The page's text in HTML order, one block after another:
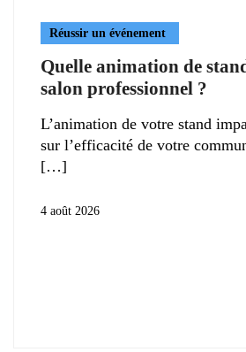
Réussir un événement
Quelle animation de
salon professionnel ?
L’animation de votre stand
sur l’efficacité de votre
4 août 2026